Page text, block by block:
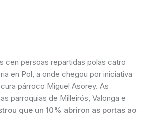
cen persoas repartidas polas catro
en Pol, a onde chegou por iniciativa
párroco Miguel Asorey. As
parroquias de Milleirós, Valonga e
que un 10% abriron as portas ao